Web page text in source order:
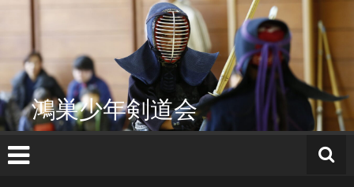
ツ
へ
ス
キ
ッ
鴻巣少年剣道会